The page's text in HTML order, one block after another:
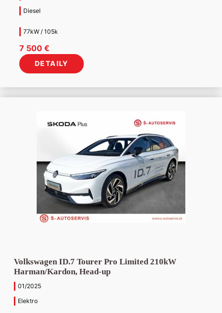
Diesel
77kW / 105k
7 500 €
DETAILY
Volkswagen ID.7 Tourer Pro Limited 210kW
Harman/Kardon, Head-up
01/2025
Elektro